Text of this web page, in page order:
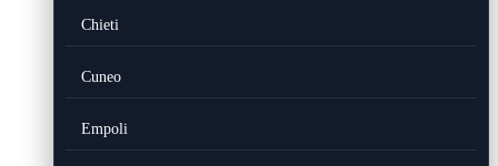
Chieti
Cuneo
Empoli